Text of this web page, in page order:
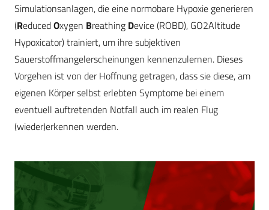
Simulationsanlagen, die eine normobare Hypoxie generieren
(ReducedOxygen Breathing Device (ROBD), GO2Altitude
Hypoxicator) trainiert, um ihre subjektiven
Sauerstoffmangelerscheinungen kennenzulernen. Dieses
Vorgehen ist von der Hoffnung getragen, dass sie diese, am
eigenen Körper selbst erlebten Symptome bei einem
eventuell auftretenden Notfall auch im realen Flug
(wieder)erkennen werden.